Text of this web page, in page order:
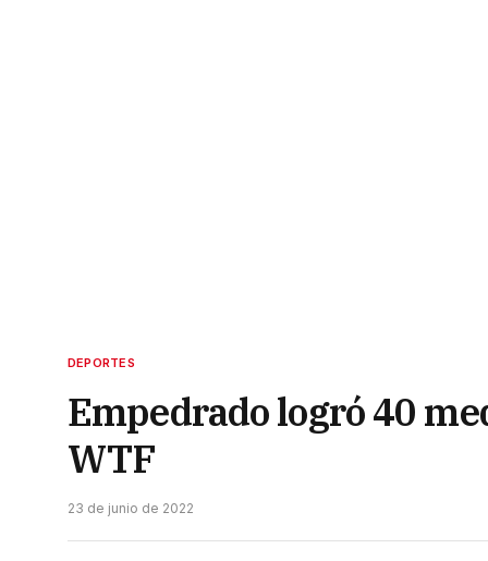
DEPORTES
Empedrado logró 40
WTF
23 de junio de 2022